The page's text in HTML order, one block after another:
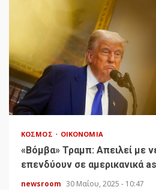
ΚΌΣΜΟΣ ΟΙΚΟΝΟΜΊΑ
«Bόμβα» Τραμπ: Απειλεί με
επενδύουν σε αμερικανικά
newsroom 30 Μαΐου, 2025 - 10:47